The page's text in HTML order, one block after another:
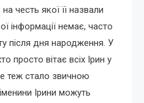
на честь якої її назвали
інформації немає, часто
після дня народження. У
просто вітає всіх Ірин у
теж стало звичною
Ірини можуть